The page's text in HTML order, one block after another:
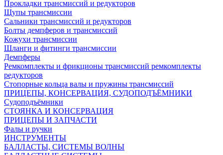
Прокладки трансмиссий и редукторов
Щупы трансмиссии
Сальники трансмиссий и редукторов
Болты демпферов и трансмиссий
Кожухи трансмиссии
Шланги и фитинги трансмиссии
Демпферы
Ремкомплекты и фрикционы трансмиссий ремкомплекты
редукторов
Стопорные кольца валы и пружины трансмиссий
ПРИЦЕПЫ, КОНСЕРВАЦИЯ, СУДОПОДЪЁМНИКИ
Судоподъёмники
СТОЯНКА И КОНСЕРВАЦИЯ
ПРИЦЕПЫ И ЗАПЧАСТИ
Фалы и ручки
ИНСТРУМЕНТЫ
БАЛЛАСТЫ, СИСТЕМЫ ВОЛНЫ